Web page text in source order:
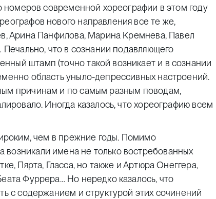
номеров современной хореографии в этом году
нового направления все те же,
Арина Панфилова, Марина Кремнева, Павел
Печально, что в сознании подавляющего
штамп (точно такой возникает и в сознании
область уныло-депрессивных настроений.
причинам и по самым разным поводам,
Иногда казалось, что хореографию всем
чем в прежние годы. Помимо
имена не только востребованных
Пярта, Гласса, но также и Артюра Онеггера,
Фуррера… Но нередко казалось, что
с содержанием и структурой этих сочинений